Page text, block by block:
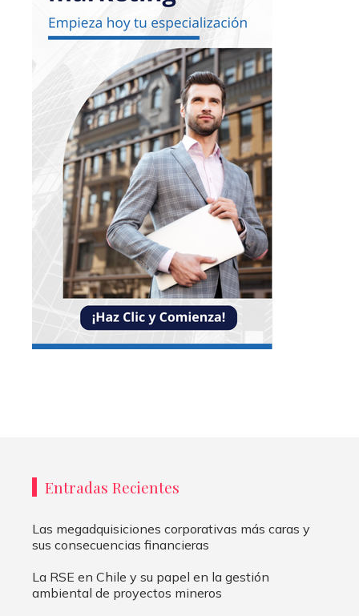
Entradas Recientes
Las megadquisiciones corporativas más caras y
sus consecuencias financieras
La RSE en Chile y su papel en la gestión
ambiental de proyectos mineros